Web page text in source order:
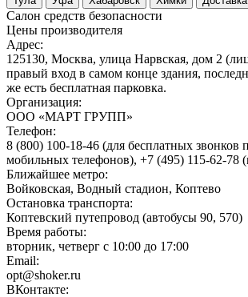
Салон средств безопасности
Цены производителя
Адрес:
125130, Москва, улица Нарвская, дом 2
правый вход в самом конце здания,
же есть бесплатная парковка.
Организация:
ООО «МАРТ ГРУПП»
Телефон:
8 (800) 100-18-46 (для бесплатных звонков
мобильных телефонов), +7 (495) 115-62-78
Ближайшее метро:
Войковская, Водный стадион, Коптево
Остановка транспорта:
Коптевский путепровод (ав­то­бу­сы 90, 570)
Время работы:
вторник, четверг с 10:00 до 17:00
Email:
opt@shoker.ru
ВКонтакте: